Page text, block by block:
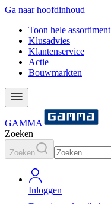
Ga naar hoofdinhoud
Toon hele assortiment
Klusadvies
Klantenservice
Actie
Bouwmarkten
GAMMA
Zoeken
Zoeken
Inloggen